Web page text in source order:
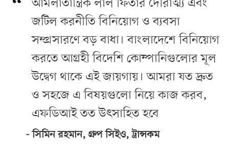
আমলাতান্ত্রিক লাল ফিতার দৌরাত্ম্য এবং
জটিল করনীতি বিনিয়োগ ও ব্যবসা
সম্প্রসারণে বড় বাধা। বাংলাদেশে বিনিয়োগ
করতে আগ্রহী বিদেশি কোম্পানিগুলোর মূল
উদ্বেগ থাকে এই জায়গায়। আমরা যত দ্রুত
ও সহজে এ বিষয়গুলো নিয়ে কাজ করব,
এফডিআই তত উৎসাহিত হবে
সিমিন রহমান, গ্রুপ সিইও, ট্রান্সকম